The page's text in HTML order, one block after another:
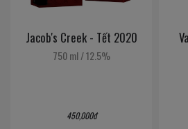
Jacob's Creek - Tết 2020
750 ml/12.5%
450,000đ